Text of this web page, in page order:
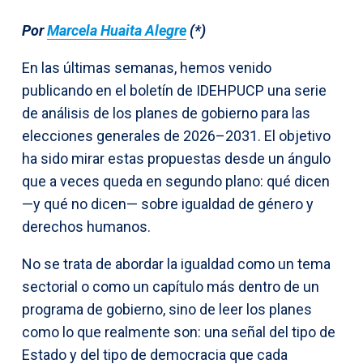
PorMarcela Huaita Alegre (*)
En las últimas semanas, hemos venido
publicando en el boletín de IDEHPUCP una serie
de análisis de los planes de gobierno para las
elecciones generales de 2026–2031. El objetivo
ha sido mirar estas propuestas desde un ángulo
que a veces queda en segundo plano: qué dicen
—y qué no dicen— sobre igualdad de género y
derechos humanos.
No se trata de abordar la igualdad como un tema
sectorial o como un capítulo más dentro de un
programa de gobierno, sino de leer los planes
como lo que realmente son: una señal del tipo de
Estado y del tipo de democracia que cada